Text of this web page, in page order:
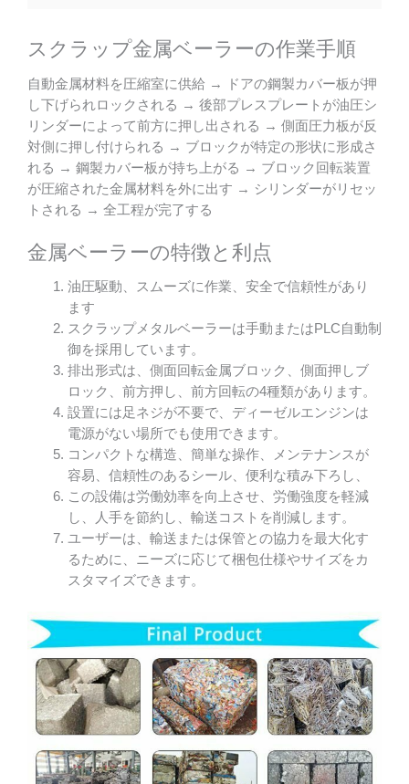
スクラップ金属ベーラーの作業手順
自動金属材料を圧縮室に供給 → ドアの鋼製カバー板が押
し下げられロックされる → 後部プレスプレートが油圧シ
リンダーによって前方に押し出される → 側面圧力板が反
対側に押し付けられる → ブロックが特定の形状に形成さ
れる → 鋼製カバー板が持ち上がる → ブロック回転装置
が圧縮された金属材料を外に出す → シリンダーがリセッ
トされる → 全工程が完了する
金属ベーラーの特徴と利点
油圧駆動、スムーズに作業、安全で信頼性があり
ます
スクラップメタルベーラーは手動またはPLC自動制
御を採用しています。
排出形式は、側面回転金属ブロック、側面押しブ
ロック、前方押し、前方回転の4種類があります。
設置には足ネジが不要で、ディーゼルエンジンは
電源がない場所でも使用できます。
コンパクトな構造、簡単な操作、メンテナンスが
容易、信頼性のあるシール、便利な積み下ろし、
この設備は労働効率を向上させ、労働強度を軽減
し、人手を節約し、輸送コストを削減します。
ユーザーは、輸送または保管との協力を最大化す
るために、ニーズに応じて梱包仕様やサイズをカ
スタマイズできます。